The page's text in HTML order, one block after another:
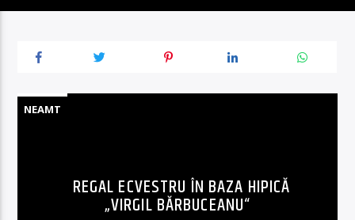
NEAMT
REGAL ECVESTRU ÎN BAZA HIPICĂ
„VIRGIL BĂRBUCEANU“